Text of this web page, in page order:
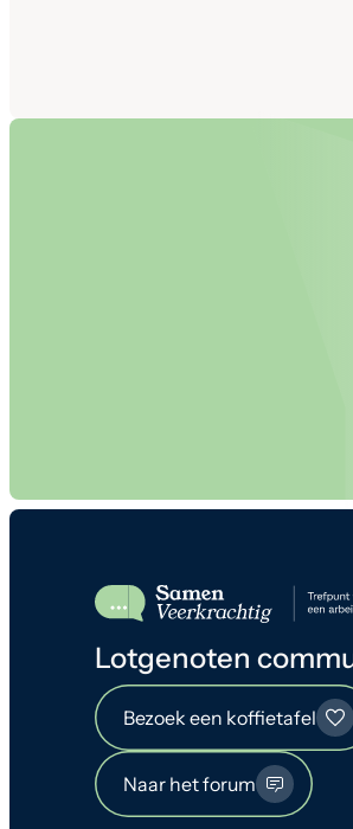
Lotgenoten
Bezoek een koffietafel
Naar het forum